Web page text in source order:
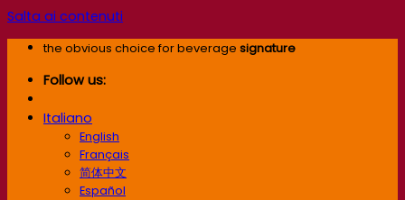
Salta ai contenuti
the obvious choice for beverage signature
Follow us:
Italiano
English
Français
简体中文
Español